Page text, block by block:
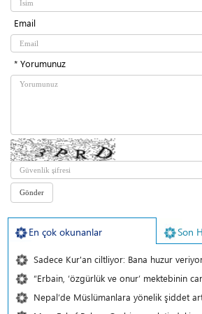
Email
* Yorumunuz
En çok okunanlar Son
Sadece Kur'an ciltliyor: Bana huzur
“Erbain, ‘özgürlük ve onur’ mektebinin
Nepal’de Müslümanlara yönelik şiddet